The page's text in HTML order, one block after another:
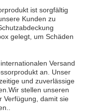
ist sorgfältig
Kunden zu
gelegt, um Schäden
Versand
an. Unser
und zuverlässige
stellen unseren
Verfügung, damit sie